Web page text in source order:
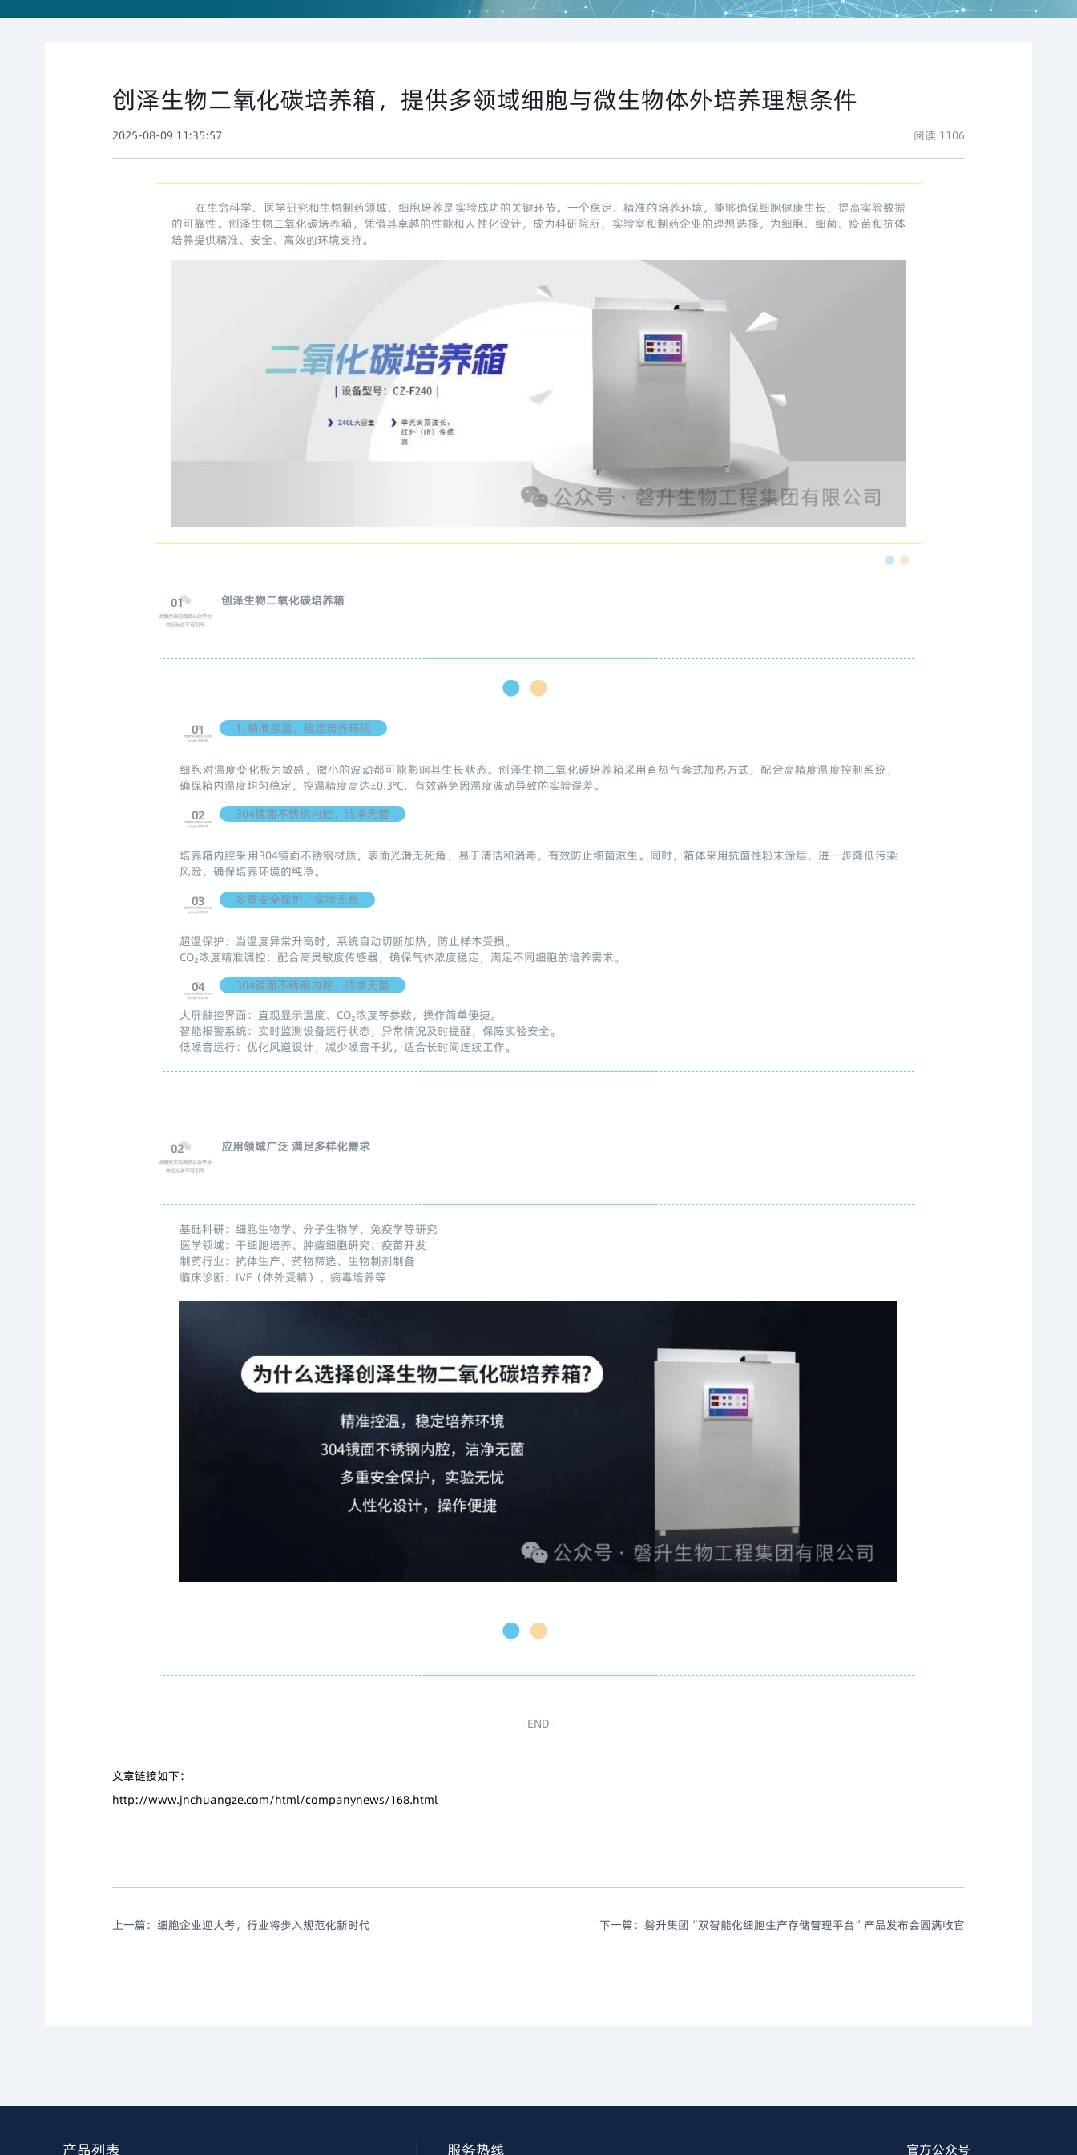
创泽生物二氧化碳培养箱，提供多领域细胞与微生物体外培养理想条件
2025-08-09 11:35:57 阅读 1106
在生命科学、医学研究和生物制药领域，细胞培养是实验成功的关键环节。一个稳定、精准的培养环境，能够确保细胞健康生长，提高实验数据
的可靠性。创泽生物二氧化碳培养箱，凭借其卓越的性能和人性化设计，成为科研院所、实验室和制药企业的理想选择，为细胞、细菌、疫苗和抗体
培养提供精准、安全、高效的环境支持。
01 创泽生物二氧化碳培养箱
01 1. 精准控温，稳定培养环境
细胞对温度变化极为敏感，微小的波动都可能影响其生长状态。创泽生物二氧化碳培养箱采用直热气套式加热方式，配合高精度温度控制系统，
确保箱内温度均匀稳定，控温精度高达±0.3°C，有效避免因温度波动导致的实验误差。
02
304镜面不锈钢内腔，洁净无菌
培养箱内腔采用304镜面不锈钢材质，表面光滑无死角，易于清洁和消毒，有效防止细菌滋生。同时，箱体采用抗菌性粉末涂层，进一步降低污染
风险，确保培养环境的纯净。
03
多重安全保护，实验无忧
超温保护：当温度异常升高时，系统自动切断加热，防止样本受损。
CO₂浓度精准调控：配合高灵敏度传感器，确保气体浓度稳定，满足不同细胞的培养需求。
04
304镜面不锈钢内腔，洁净无菌
大屏触控界面：直观显示温度、CO₂浓度等参数，操作简单便捷。
智能报警系统：实时监测设备运行状态，异常情况及时提醒，保障实验安全。
低噪音运行：优化风道设计，减少噪音干扰，适合长时间连续工作。
02 应用领域广泛满足多样化需求
基础科研：细胞生物学、分子生物学、免疫学等研究
医学领域：干细胞培养、肿瘤细胞研究、疫苗开发
制药行业：抗体生产、药物筛选、生物制剂制备
临床诊断：IVF（体外受精）、病毒培养等
-END-
文章链接如下：
http://www.jnchuangze.com/html/companynews/168.html
上一篇： 细胞企业迎大考，行业将步入规范化新时代 下一篇： 磐升集团“双智能化细胞生产存储管理平台”产品发布会圆满收官
产品列表 服务热线 官方公众号